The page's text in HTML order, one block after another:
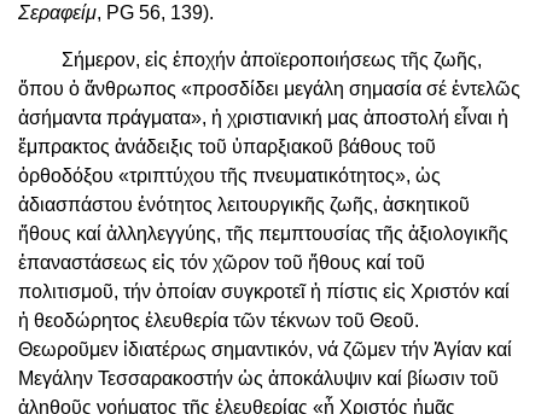
Σεραφείμ, PG 56, 139).
Σήμερον, εἰς ἐποχήν ἀποϊεροποιήσεως τῆς ζωῆς,
ὅπου ὁ ἄνθρωπος «προσδίδει μεγάλη σημασία σέ ἐντελῶς
ἀσήμαντα πράγματα», ἡ χριστιανική μας ἀποστολή εἶναι ἡ
ἔμπρακτος ἀνάδειξις τοῦ ὑπαρξιακοῦ βάθους τοῦ
ὀρθοδόξου «τριπτύχου τῆς πνευματικότητος», ὡς
ἀδιασπάστου ἑνότητος λειτουργικῆς ζωῆς, ἀσκητικοῦ
ἤθους καί ἀλληλεγγύης, τῆς πεμπτουσίας τῆς ἀξιολογικῆς
ἐπαναστάσεως εἰς τόν χῶρον τοῦ ἤθους καί τοῦ
πολιτισμοῦ, τήν ὁποίαν συγκροτεῖ ἡ πίστις εἰς Χριστόν καί
ἡ θεοδώρητος ἐλευθερία τῶν τέκνων τοῦ Θεοῦ.
Θεωροῦμεν ἰδιατέρως σημαντικόν, νά ζῶμεν τήν Ἁγίαν καί
Μεγάλην Τεσσαρακοστήν ὡς ἀποκάλυψιν καί βίωσιν τοῦ
ἀληθοῦς νοήματος τῆς ἐλευθερίας «ᾗ Χριστός ἡμᾶς